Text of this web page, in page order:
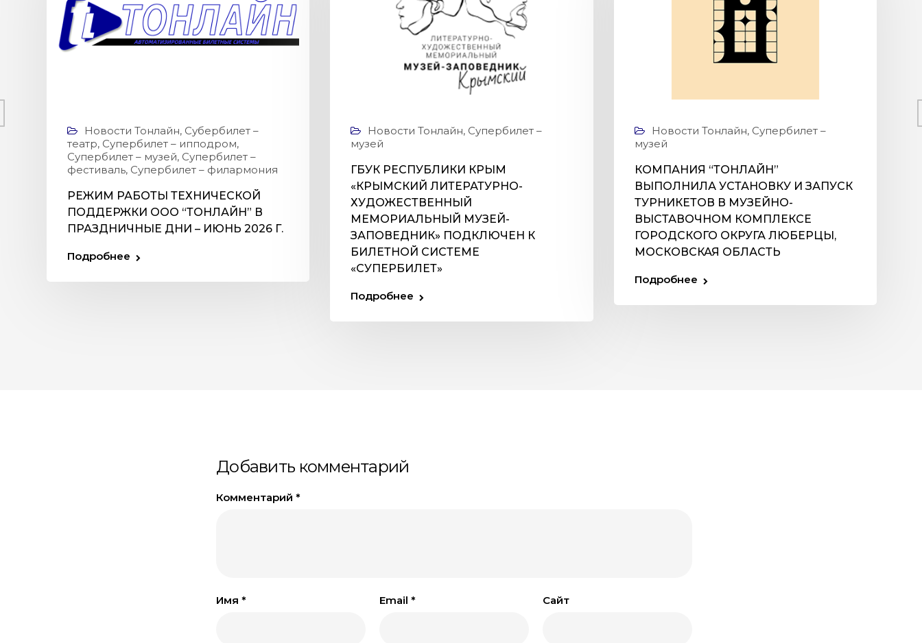
Новости Тонлайн, Субербилет –
театр, Супербилет – ипподром,
Супербилет – музей, Супербилет –
фестиваль, Супербилет – филармония
РЕЖИМ РАБОТЫ ТЕХНИЧЕСКОЙ
ПОДДЕРЖКИ ООО “ТOНЛАЙН” В
ПРАЗДНИЧНЫЕ ДНИ – ИЮНЬ 2026 Г.
Подробнее
Новости Тонлайн, Супербилет –
музей
ГБУК РЕСПУБЛИКИ КРЫМ
«КРЫМСКИЙ ЛИТЕРАТУРНО-
ХУДОЖЕСТВЕННЫЙ
МЕМОРИАЛЬНЫЙ МУЗЕЙ-
ЗАПОВЕДНИК» ПОДКЛЮЧЕН К
БИЛЕТНОЙ СИСТЕМЕ
«СУПЕРБИЛЕТ»
Подробнее
Новости Тонлайн, Супербилет –
музей
КОМПАНИЯ “ТОНЛАЙН”
ВЫПОЛНИЛА УСТАНОВКУ И ЗАПУСК
ТУРНИКЕТОВ В МУЗЕЙНО-
ВЫСТАВОЧНОМ КОМПЛЕКСЕ
ГОРОДСКОГО ОКРУГА ЛЮБЕРЦЫ,
МОСКОВСКАЯ ОБЛАСТЬ
Подробнее
Добавить комментарий
Комментарий *
Имя * Email * Сайт